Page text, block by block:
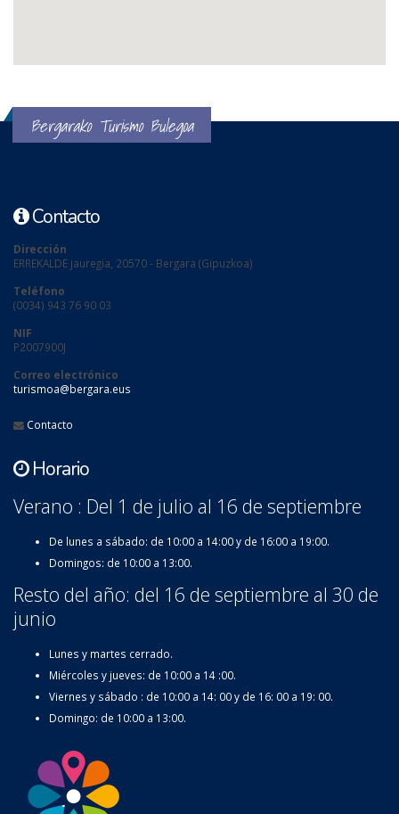
Bergarako Turismo Bulegoa
Contacto
Dirección
ERREKALDE jauregia, 20570 - Bergara (Gipuzkoa)
Teléfono
(0034) 943 76 90 03
NIF
P2007900J
Correo electrónico
turismoa@bergara.eus
Contacto
Horario
Verano : Del 1 de julio al 16 de septiembre
De lunes a sábado: de 10:00 a 14:00 y de 16:00 a 19:00.
Domingos: de 10:00 a 13:00.
Resto del año: del 16 de septiembre al 30 de
junio
Lunes y martes cerrado.
Miércoles y jueves: de 10:00 a 14 :00.
Viernes y sábado : de 10:00 a 14: 00 y de 16: 00 a 19: 00.
Domingo: de 10:00 a 13:00.